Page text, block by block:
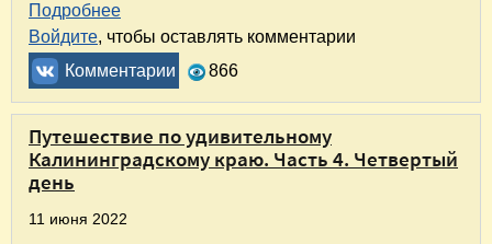
Подробнее
Войдите, чтобы оставлять комментарии
Комментарии
866
Путешествие по удивительному
Калининградскому краю. Часть 4. Четвертый
день
11 июня 2022